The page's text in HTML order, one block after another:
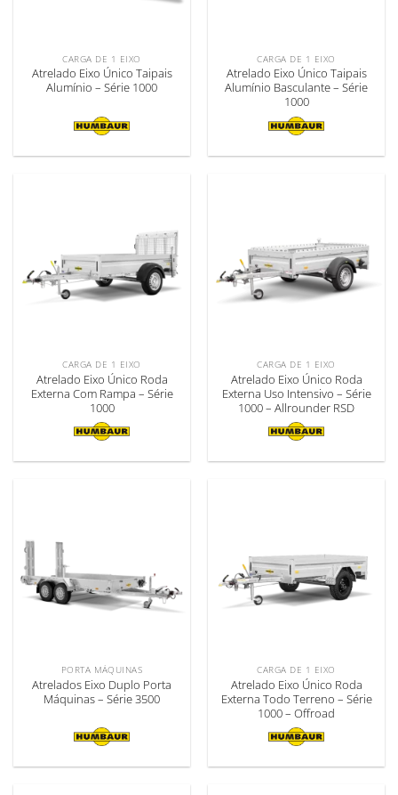
CARGA DE 1 EIXO
Atrelado Eixo Único Taipais
Alumínio – Série 1000
CARGA DE 1 EIXO
Atrelado Eixo Único Taipais
Alumínio Basculante – Série
1000
CARGA DE 1 EIXO
Atrelado Eixo Único Roda
Externa Com Rampa – Série
1000
CARGA DE 1 EIXO
Atrelado Eixo Único Roda
Externa Uso Intensivo – Série
1000 – Allrounder RSD
PORTA MÁQUINAS
Atrelados Eixo Duplo Porta
Máquinas – Série 3500
CARGA DE 1 EIXO
Atrelado Eixo Único Roda
Externa Todo Terreno – Série
1000 – Offroad